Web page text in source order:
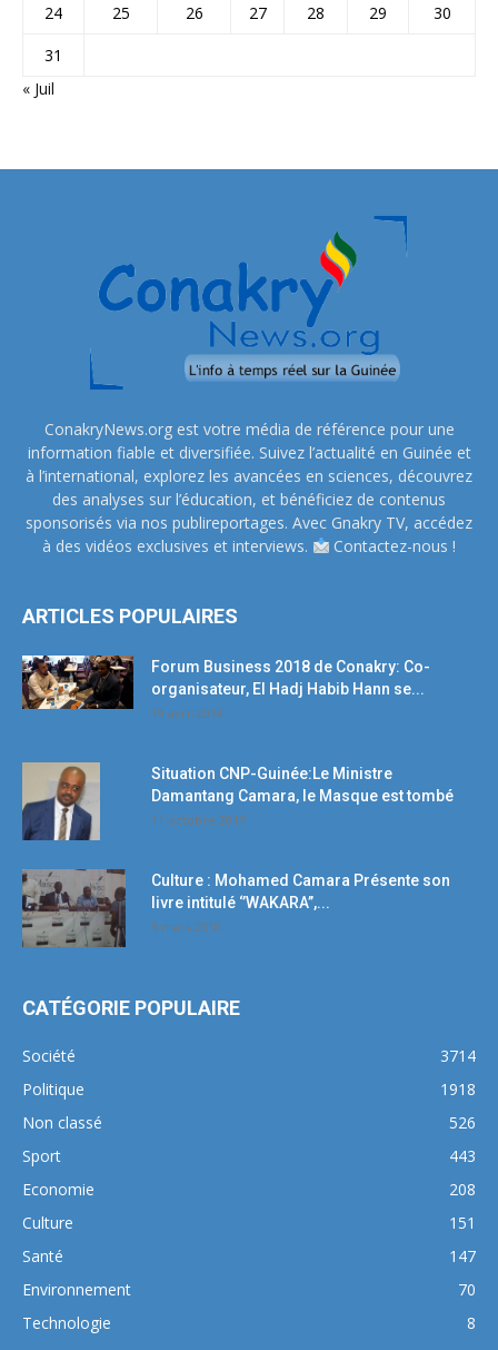
24
25 26 27 28 29
30
31
« Juil
ConakryNews.org est votre média de référence pour une
information fiable et diversifiée. Suivez l’actualité en Guinée et
à l’international, explorez les avancées en sciences, découvrez
des analyses sur l’éducation, et bénéficiez de contenus
sponsorisés via nos publireportages. Avec Gnakry TV, accédez
à des vidéos exclusives et interviews.
Contactez-nous !
ARTICLES POPULAIRES
Forum Business 2018 de Conakry: Co-
organisateur, El Hadj Habib Hann se...
19 avril 2018
Situation CNP-Guinée:Le Ministre
Damantang Camara, le Masque est tombé
11 octobre 2017
Culture : Mohamed Camara Présente son
livre intitulé ‘’WAKARA’’,...
5 mars 2018
CATÉGORIE POPULAIRE
Société
3714
Politique
1918
Non classé
526
Sport
443
Economie
208
Culture
151
Santé
147
Environnement
70
Technologie
8